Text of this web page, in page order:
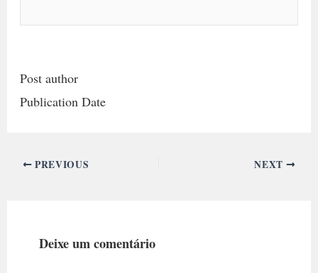
Post author
Publication Date
PREVIOUS NEXT
Deixe um comentário